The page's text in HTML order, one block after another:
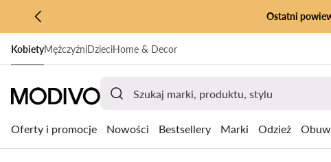
PRZEJDŹ DO GŁÓWNEJ ZAWARTOŚCI
PRZEJDŹ DO WYSZUKIWANIA
Ostatni
KobietyMężczyźniDzieciHome & Decor
Oferty i promocje Nowości Bestsellery Marki Odzież